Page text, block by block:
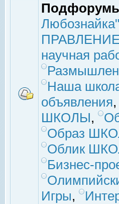
Любознайка"
научная
Наша
объявления,
ШКОЛЫ,
Образ
Облик
Бизнес-
Игры,